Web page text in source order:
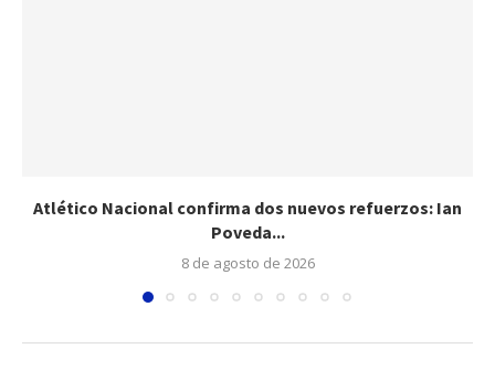
Atlético Nacional confirma dos nuevos refuerzos: Ian
Poveda...
8 de agosto de 2026